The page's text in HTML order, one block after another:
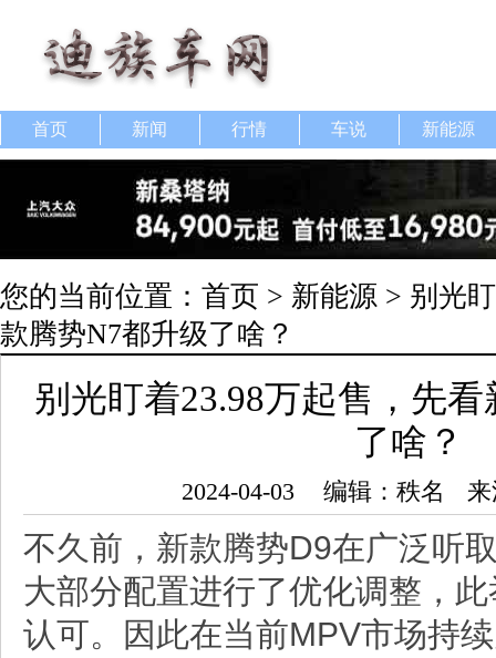
首页 新闻 行情 车说 新能源
您的当前位置： 首页 > 新能源 > 别光
款腾势N7都升级了啥？
别光盯着23.98万起售，先
了啥？
2024-04-03 编辑：秩名
不久前，新款腾势D9在广泛听
大部分配置进行了优化调整，
认可。因此在当前MPV市场持